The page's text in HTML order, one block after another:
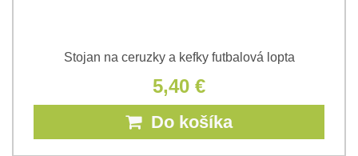
Stojan na ceruzky a kefky futbalová lopta
5,40 €
Do košíka